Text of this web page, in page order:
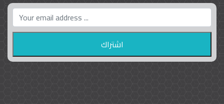
واشنطن بوست واللوبي المزدوج
9792